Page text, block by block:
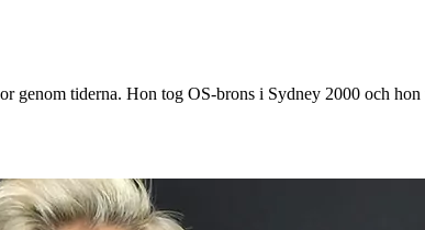
genom tiderna. Hon tog OS-brons i Sydney 2000 och